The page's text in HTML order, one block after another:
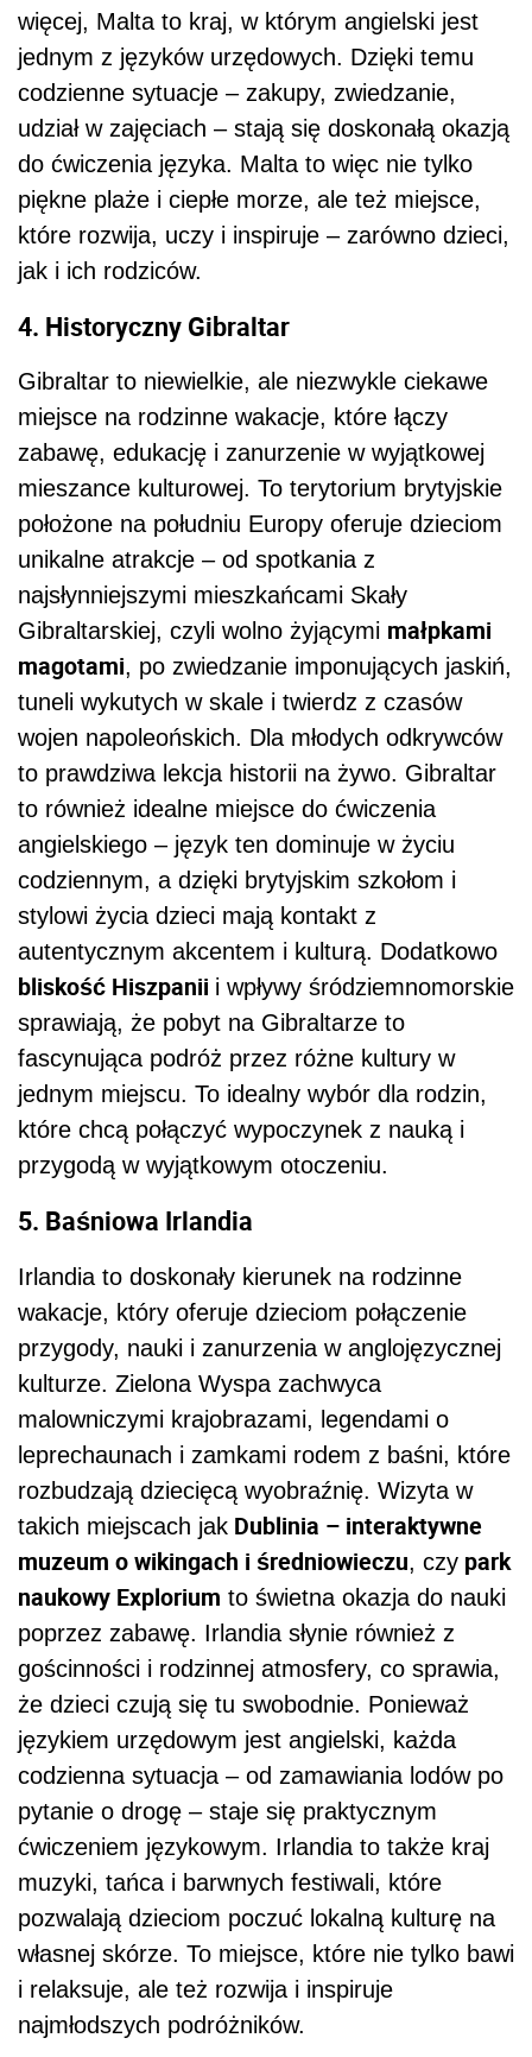
więcej, Malta to kraj, w którym angielski jest
jednym z języków urzędowych. Dzięki temu
codzienne sytuacje – zakupy, zwiedzanie,
udział w zajęciach – stają się doskonałą okazją
do ćwiczenia języka. Malta to więc nie tylko
piękne plaże i ciepłe morze, ale też miejsce,
które rozwija, uczy i inspiruje – zarówno dzieci,
jak i ich rodziców.
4. Historyczny Gibraltar
Gibraltar to niewielkie, ale niezwykle ciekawe
miejsce na rodzinne wakacje, które łączy
zabawę, edukację i zanurzenie w wyjątkowej
mieszance kulturowej. To terytorium brytyjskie
położone na południu Europy oferuje dzieciom
unikalne atrakcje – od spotkania z
najsłynniejszymi mieszkańcami Skały
Gibraltarskiej, czyli wolno żyjącymi małpkami
magotami, po zwiedzanie imponujących jaskiń,
tuneli wykutych w skale i twierdz z czasów
wojen napoleońskich. Dla młodych odkrywców
to prawdziwa lekcja historii na żywo. Gibraltar
to również idealne miejsce do ćwiczenia
angielskiego – język ten dominuje w życiu
codziennym, a dzięki brytyjskim szkołom i
stylowi życia dzieci mają kontakt z
autentycznym akcentem i kulturą. Dodatkowo
bliskość Hiszpanii i wpływy śródziemnomorskie
sprawiają, że pobyt na Gibraltarze to
fascynująca podróż przez różne kultury w
jednym miejscu. To idealny wybór dla rodzin,
które chcą połączyć wypoczynek z nauką i
przygodą w wyjątkowym otoczeniu.
5. Baśniowa Irlandia
Irlandia to doskonały kierunek na rodzinne
wakacje, który oferuje dzieciom połączenie
przygody, nauki i zanurzenia w anglojęzycznej
kulturze. Zielona Wyspa zachwyca
malowniczymi krajobrazami, legendami o
leprechaunach i zamkami rodem z baśni, które
rozbudzają dziecięcą wyobraźnię. Wizyta w
takich miejscach jak Dublinia – interaktywne
muzeum o wikingach i średniowieczu, czy park
naukowy Explorium to świetna okazja do nauki
poprzez zabawę. Irlandia słynie również z
gościnności i rodzinnej atmosfery, co sprawia,
że dzieci czują się tu swobodnie. Ponieważ
językiem urzędowym jest angielski, każda
codzienna sytuacja – od zamawiania lodów po
pytanie o drogę – staje się praktycznym
ćwiczeniem językowym. Irlandia to także kraj
muzyki, tańca i barwnych festiwali, które
pozwalają dzieciom poczuć lokalną kulturę na
własnej skórze. To miejsce, które nie tylko bawi
i relaksuje, ale też rozwija i inspiruje
najmłodszych podróżników.